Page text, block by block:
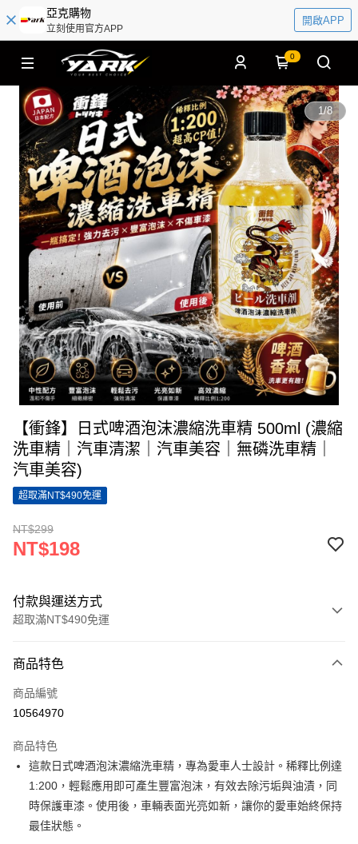
亞克購物
立刻使用官方APP
開啟APP
0
1/8
【衝鋒】日式啤酒泡沫濃縮洗車精 500ml (濃縮
洗車精｜汽車清潔｜汽車美容｜無磷洗車精｜
汽車美容)
超取滿NT$490免運
NT$299
NT$198
付款與運送方式
超取滿NT$490免運
信用卡一次付款
信用卡分期付款
合作金庫商業銀行
華南商業銀行
彰化商業銀行
上海商業儲蓄銀行
台北富邦商業銀行
國泰世華商業銀行
兆豐國際商業銀行
臺灣中小企業銀行
6 期 0 利率 每期
華南商業銀行
彰化商業銀行
上海商業儲蓄銀行
台北富邦商業銀行
國泰世華商業銀行
12 期 0 利率 每期NT$16 21家銀行
合作金庫商業銀行
第一商業銀行
上海商業儲蓄銀行
24 期 0 利率 每期 NT$8 20家銀行
合作金庫商業銀行
超商取貨付款
商品特色
商品編號
10564970
商品特色
這款日式啤酒泡沫濃縮洗車精，專為愛車人士設計。稀釋比例達
1:200，輕鬆應用即可產生豐富泡沫，有效去除污垢與油漬，同
時保護車漆。使用後，車輛表面光亮如新，讓你的愛車始終保持
最佳狀態。